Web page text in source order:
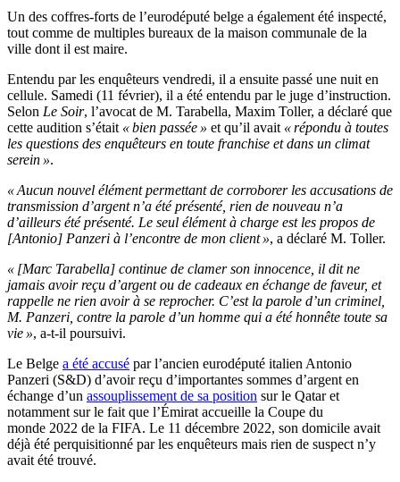
Un des coffres-forts de l’eurodéputé belge a également été inspecté,
tout comme de multiples bureaux de la maison communale de la
ville dont il est maire.
Entendu par les enquêteurs vendredi, il a ensuite passé une nuit en
cellule. Samedi (11 février), il a été entendu par le juge d’instruction.
Selon Le Soir, l’avocat de M. Tarabella, Maxim Toller, a déclaré que
cette audition s’était « bien passée » et qu’il avait « répondu à toutes
les questions des enquêteurs en toute franchise et dans un climat
serein ».
« Aucun nouvel élément permettant de corroborer les accusations de
transmission d’argent n’a été présenté, rien de nouveau n’a
d’ailleurs été présenté. Le seul élément à charge est les propos de
[Antonio] Panzeri à l’encontre de mon client », a déclaré M. Toller.
« [Marc Tarabella] continue de clamer son innocence, il dit ne
jamais avoir reçu d’argent ou de cadeaux en échange de faveur, et
rappelle ne rien avoir à se reprocher. C’est la parole d’un criminel,
M. Panzeri, contre la parole d’un homme qui a été honnête toute sa
vie », a-t-il poursuivi.
Le Belge a été accusé par l’ancien eurodéputé italien Antonio
Panzeri (S&D) d’avoir reçu d’importantes sommes d’argent en
échange d’un assouplissement de sa position sur le Qatar et
notamment sur le fait que l’Émirat accueille la Coupe du
monde 2022 de la FIFA. Le 11 décembre 2022, son domicile avait
déjà été perquisitionné par les enquêteurs mais rien de suspect n’y
avait été trouvé.